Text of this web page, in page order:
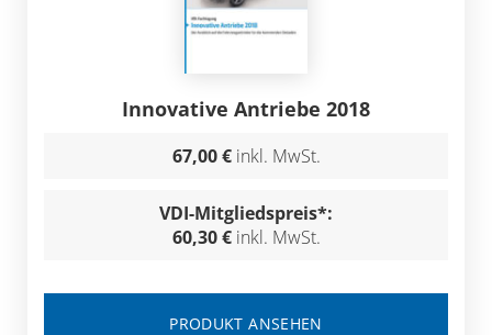
Innovative Antriebe 2018
67,00 € inkl. MwSt.
VDI-Mitgliedspreis*:
60,30 € inkl. MwSt.
PRODUKT ANSEHEN